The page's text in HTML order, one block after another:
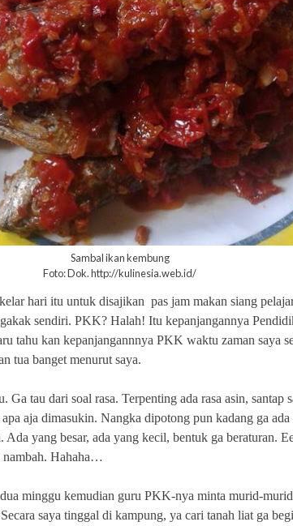
Sambal ikan kembung
Foto: Dok. http://kulinesia.web.id/
hari itu untuk disajikan pas jam makan siang
sendiri. PKK? Halah! Itu kepanjangannya
tahu kan kepanjangannnya PKK waktu zaman saya
tua banget menurut saya.
Ga tau dari soal rasa. Terpenting ada rasa asin, santap
aja dimasukin. Nangka dipotong pun kadang ga ada
Ada yang besar, ada yang kecil, bentuk ga beraturan.
nambah. Hahaha…
minggu kemudian guru PKK-nya minta murid-
saya tinggal di kampung, ya cari tanah liat ga